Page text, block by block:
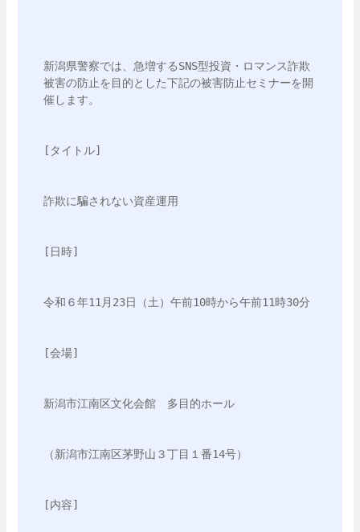
新潟県警察では、急増するSNS型投資・ロマンス詐欺
被害の防止を目的とした下記の被害防止セミナーを開
催します。
[タイトル]
詐欺に騙されない資産運用
[日時]
令和６年11月23日（土）午前10時から午前11時30分
[会場]
新潟市江南区文化会館　多目的ホール
（新潟市江南区茅野山３丁目１番14号）
[内容]